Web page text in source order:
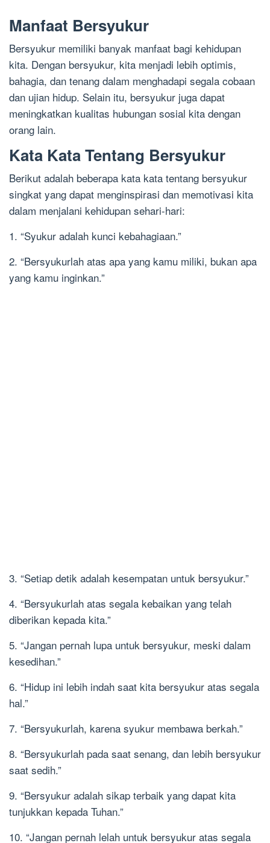
Manfaat Bersyukur
Bersyukur memiliki banyak manfaat bagi kehidupan
kita. Dengan bersyukur, kita menjadi lebih optimis,
bahagia, dan tenang dalam menghadapi segala cobaan
dan ujian hidup. Selain itu, bersyukur juga dapat
meningkatkan kualitas hubungan sosial kita dengan
orang lain.
Kata Kata Tentang Bersyukur
Berikut adalah beberapa kata kata tentang bersyukur
singkat yang dapat menginspirasi dan memotivasi kita
dalam menjalani kehidupan sehari-hari:
1. “Syukur adalah kunci kebahagiaan.”
2. “Bersyukurlah atas apa yang kamu miliki, bukan apa
yang kamu inginkan.”
3. “Setiap detik adalah kesempatan untuk bersyukur.”
4. “Bersyukurlah atas segala kebaikan yang telah
diberikan kepada kita.”
5. “Jangan pernah lupa untuk bersyukur, meski dalam
kesedihan.”
6. “Hidup ini lebih indah saat kita bersyukur atas segala
hal.”
7. “Bersyukurlah, karena syukur membawa berkah.”
8. “Bersyukurlah pada saat senang, dan lebih bersyukur
saat sedih.”
9. “Bersyukur adalah sikap terbaik yang dapat kita
tunjukkan kepada Tuhan.”
10. “Jangan pernah lelah untuk bersyukur atas segala